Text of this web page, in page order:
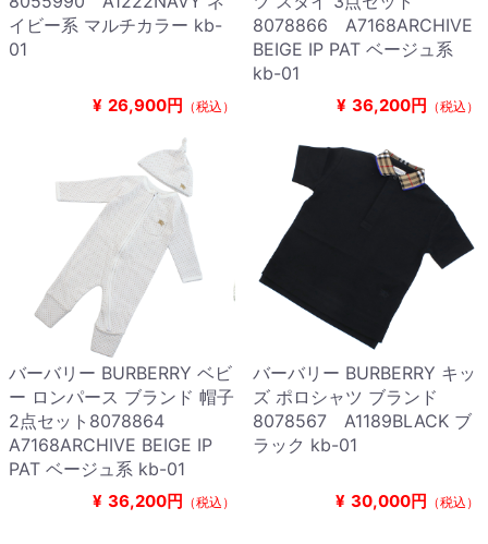
イビー系 マルチカラー kb-
01
¥ 26,900円 （税込）
8078866 A7168ARCHIVE
BEIGE IP PAT ベージュ系
kb-01
¥ 36,200円 （税込）
バーバリー BURBERRY ベビ
ー ロンパース ブランド 帽子
2点セット8078864
A7168ARCHIVE BEIGE IP
PAT ベージュ系 kb-01
¥ 36,200円 （税込）
バーバリー BURBERRY キッ
ズ ポロシャツ ブランド
8078567 A1189BLACK ブ
ラック kb-01
¥ 30,000円 （税込）